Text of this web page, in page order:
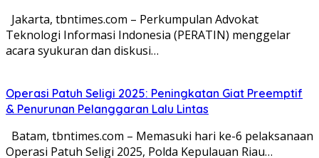
Jakarta, tbntimes.com – Perkumpulan Advokat
Teknologi Informasi Indonesia (PERATIN) menggelar
acara syukuran dan diskusi…
Operasi Patuh Seligi 2025: Peningkatan Giat Preemptif
& Penurunan Pelanggaran Lalu Lintas
Batam, tbntimes.com – Memasuki hari ke-6 pelaksanaan
Operasi Patuh Seligi 2025, Polda Kepulauan Riau…